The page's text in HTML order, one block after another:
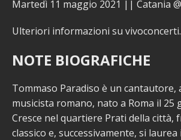
Martedì 11 maggio 2021 || Catania
Ulteriori informazioni su
NOTE BIOGRAFICHE
Tommaso Paradiso è un cantautore,
musicista romano, nato a Roma il 25
Cresce nel quartiere Prati della città,
classico e, successivamente, si